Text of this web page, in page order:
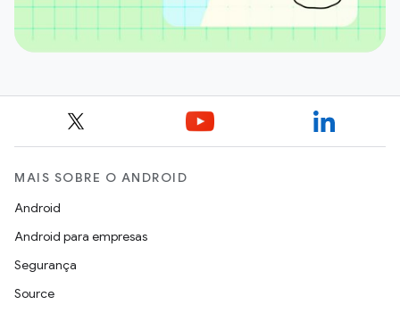
MAIS SOBRE O ANDROID
Android
Android para empresas
Segurança
Source